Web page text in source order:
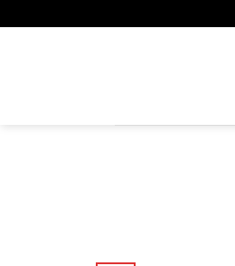
to